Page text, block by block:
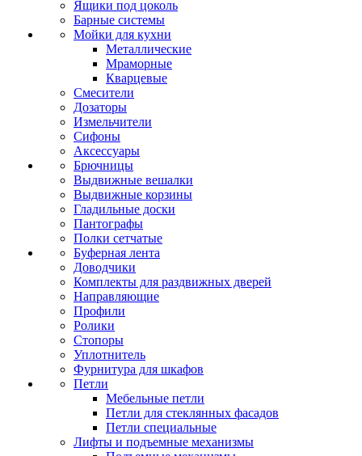
Ящики под цоколь
Барные системы
Мойки для кухни
Металлические
Мраморные
Кварцевые
Смесители
Дозаторы
Измельчители
Сифоны
Аксессуары
Брючницы
Выдвижные вешалки
Выдвижные корзины
Гладильные доски
Пантографы
Полки сетчатые
Буферная лента
Доводчики
Комплекты для раздвижных дверей
Направляющие
Профили
Ролики
Стопоры
Уплотнитель
Фурнитура для шкафов
Петли
Мебельные петли
Петли для стеклянных фасадов
Петли специальные
Лифты и подъемные механизмы